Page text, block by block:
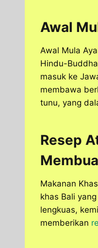
Awal
Awal Mula
Hindu-
masuk ke
membawa
tunu, yang
Resep
Makanan
khas Bali
lengkuas,
memberikan